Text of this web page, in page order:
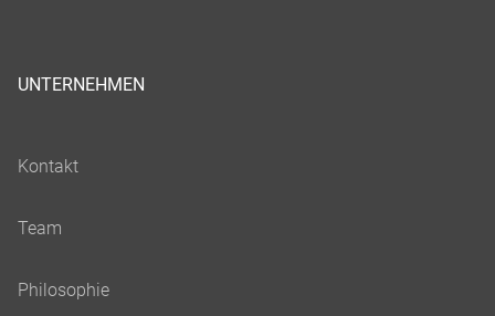
UNTERNEHMEN